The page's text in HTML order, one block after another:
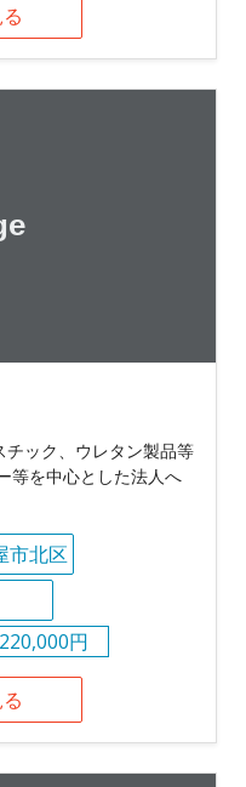
ック、ウレタン製品等
等を中心とした法人へ
市北区
円